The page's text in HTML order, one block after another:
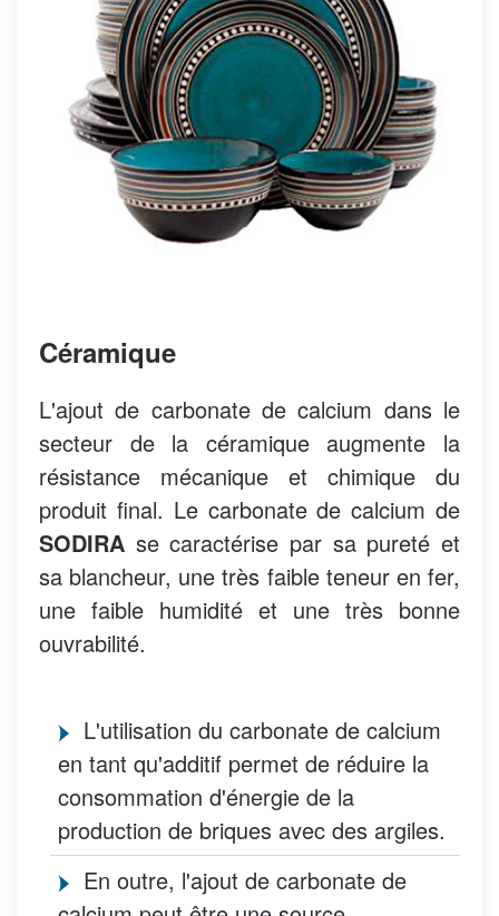
Céramique
L'ajout de carbonate de calcium dans le
secteur de la céramique augmente la
résistance mécanique et chimique du
produit final. Le carbonate de calcium de
SODIRA se caractérise par sa pureté et
sa blancheur, une très faible teneur en fer,
une faible humidité et une très bonne
ouvrabilité.
L'utilisation du carbonate de calcium
en tant qu'additif permet de réduire la
consommation d'énergie de la
production de briques avec des argiles.
En outre, l'ajout de carbonate de